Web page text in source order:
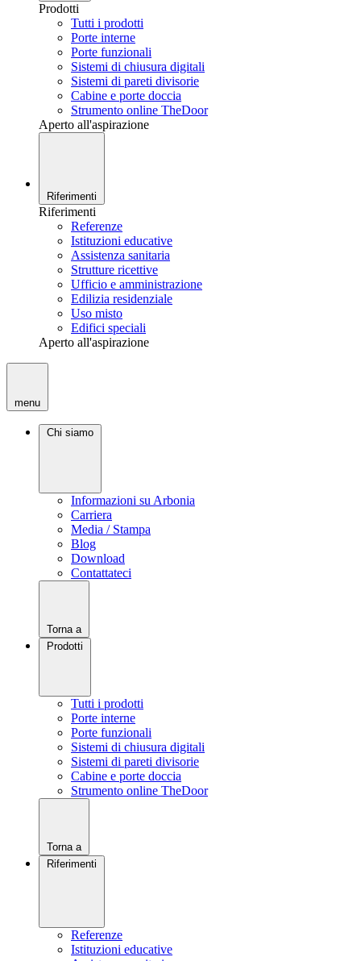
Prodotti
Tutti i prodotti
Porte interne
Porte funzionali
Sistemi di chiusura digitali
Sistemi di pareti divisorie
Cabine e porte doccia
Strumento online TheDoor
Aperto all'aspirazione
Riferimenti
Riferimenti
Referenze
Istituzioni educative
Assistenza sanitaria
Strutture ricettive
Ufficio e amministrazione
Edilizia residenziale
Uso misto
Edifici speciali
Aperto all'aspirazione
menu
Chi siamo
Informazioni su Arbonia
Carriera
Media / Stampa
Blog
Download
Contattateci
Torna a
Prodotti
Tutti i prodotti
Porte interne
Porte funzionali
Sistemi di chiusura digitali
Sistemi di pareti divisorie
Cabine e porte doccia
Strumento online TheDoor
Torna a
Riferimenti
Referenze
Istituzioni educative